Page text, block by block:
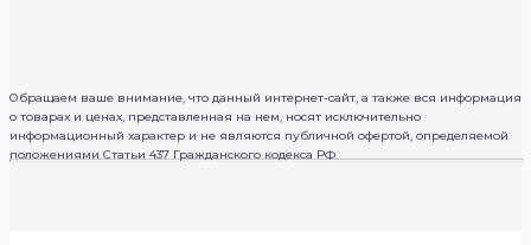
Обращаем ваше внимание, что данный интернет-сайт, а также вся информация
о товарах и ценах, представленная на нем, носят исключительно
информационный характер и не являются публичной офертой, определяемой
положениями Статьи 437 Гражданского кодекса РФ.